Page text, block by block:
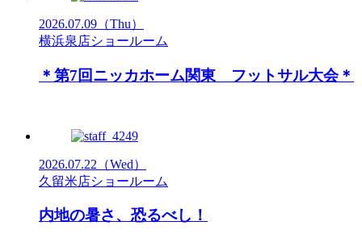
2026.07.09 （Thu）
横浜泉店ショールーム
＊第7回ニッカホーム関東 フットサル大会＊
2026.07.22 （Wed）
久留米店ショールーム
内地の暑さ、恐るべし！